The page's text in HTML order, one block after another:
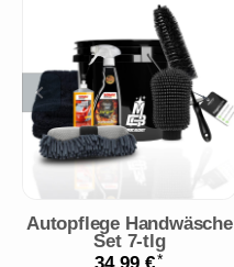
Autopflege Handwäsche
Set 7-tlg
*